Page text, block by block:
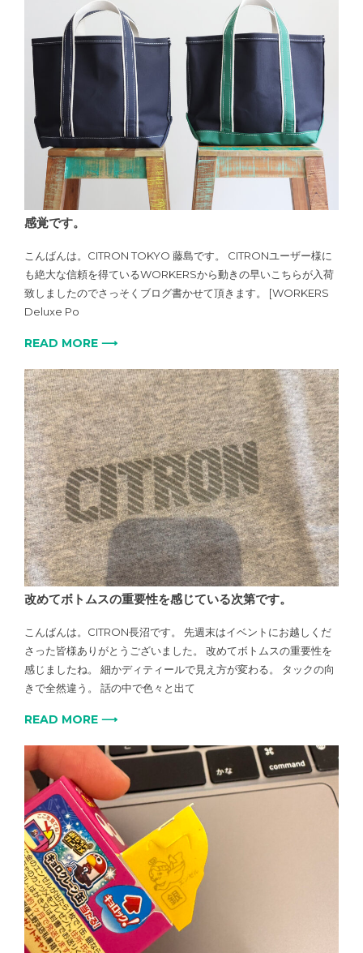
感覚です。
こんばんは。CITRON TOKYO 藤島です。 CITRONユーザー様に
も絶大な信頼を得ているWORKERSから動きの早いこちらが入荷
致しましたのでさっそくブログ書かせて頂きます。 [WORKERS
Deluxe Po
READ MORE ⟶
改めてボトムスの重要性を感じている次第です。
こんばんは。CITRON長沼です。 先週末はイベントにお越しくだ
さった皆様ありがとうございました。 改めてボトムスの重要性を
感じましたね。 細かディティールで見え方が変わる。 タックの向
きで全然違う。 話の中で色々と出て
READ MORE ⟶